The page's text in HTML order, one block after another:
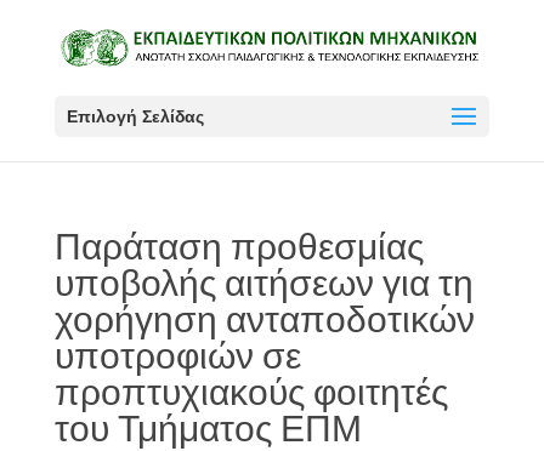
Επιλογή Σελίδας
Παράταση προθεσμίας
υποβολής αιτήσεων για τη
χορήγηση ανταποδοτικών
υποτροφιών σε
προπτυχιακούς φοιτητές
του Τμήματος ΕΠΜ